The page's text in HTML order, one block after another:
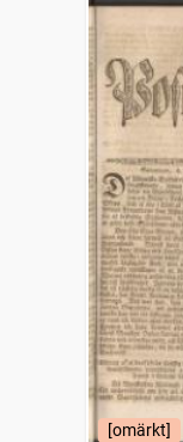
[omärkt]